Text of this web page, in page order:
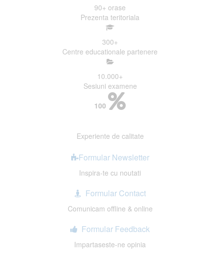
90+ orase
Prezenta teritoriala
300+
Centre educationale partenere
10.000+
Sesiuni examene
100
Experiente de calitate
Formular Newsletter
Inspira-te cu noutati
Formular Contact
Comunicam offline & online
Formular Feedback
Impartaseste-ne opinia